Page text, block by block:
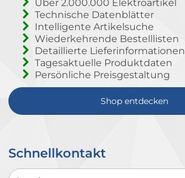
Über 2.000.000 Elektroartikel
Technische Datenblätter
Intelligente Artikelsuche
Wiederkehrende Bestelllisten
Detaillierte Lieferinformationen
Tagesaktuelle Produktdaten
Persönliche Preisgestaltung
Shop entdecken
Schnellkontakt
Schnellkontakt